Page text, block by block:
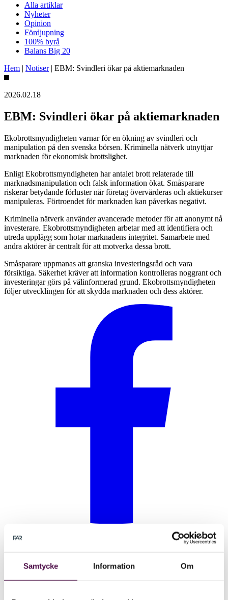
Samtycke Information Om
Alla artiklar
Nyheter
Opinion
Fördjupning
100% byrå
Balans Big 20
Hem | Notiser| EBM: Svindleri ökar på aktiemarknaden
2026.02.18
EBM: Svindleri ökar på aktiemarknaden
Ekobrottsmyndigheten varnar för en ökning av svindleri och
manipulation på den svenska börsen. Kriminella nätverk utnyttjar
marknaden för ekonomisk brottslighet.
Enligt Ekobrottsmyndigheten har antalet brott relaterade till
marknadsmanipulation och falsk information ökat. Småsparare
riskerar betydande förluster när företag övervärderas och aktiekurser
manipuleras. Förtroendet för marknaden kan påverkas negativt.
Kriminella nätverk använder avancerade metoder för att anonymt nå
investerare. Ekobrottsmyndigheten arbetar med att identifiera och
utreda upplägg som hotar marknadens integritet. Samarbete med
andra aktörer är centralt för att motverka dessa brott.
Småsparare uppmanas att granska investeringsråd och vara
försiktiga. Säkerhet kräver att information kontrolleras noggrant och
investeringar görs på välinformerad grund. Ekobrottsmyndigheten
följer utvecklingen för att skydda marknaden och dess aktörer.